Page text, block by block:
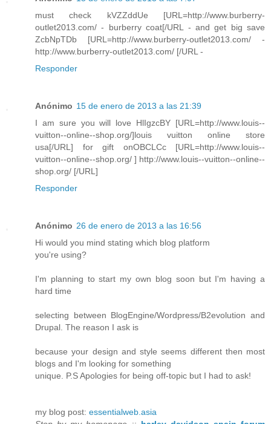
must check kVZZddUe [URL=http://www.burberry-
outlet2013.com/ - burberry coat[/URL - and get big save
ZcbNpTDb [URL=http://www.burberry-outlet2013.com/ -
http://www.burberry-outlet2013.com/ [/URL -
Responder
Anónimo 15 de enero de 2013 a las 21:39
I am sure you will love HlIgzcBY [URL=http://www.louis--
vuitton--online--shop.org/]louis vuitton online store
usa[/URL] for gift onOBCLCc [URL=http://www.louis--
vuitton--online--shop.org/ ] http://www.louis--vuitton--online--
shop.org/ [/URL]
Responder
Anónimo 26 de enero de 2013 a las 16:56
Hi would you mind stating which blog platform
you're using?
I'm planning to start my own blog soon but I'm having a
hard time
selecting between BlogEngine/Wordpress/B2evolution and
Drupal. The reason I ask is
because your design and style seems different then most
blogs and I'm looking for something
unique. P.S Apologies for being off-topic but I had to ask!
my blog post: essentialweb.asia